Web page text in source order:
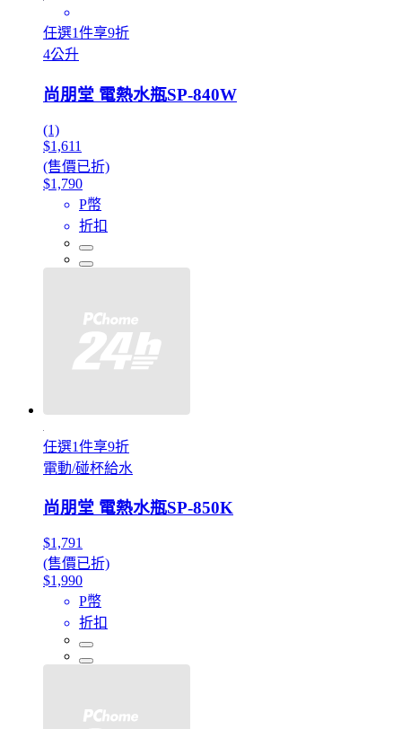
任選1件享9折
4公升
尚朋堂 電熱水瓶SP-840W
(1)
$1,611
(售價已折)
$1,790
P幣
折扣
任選1件享9折
電動/碰杯給水
尚朋堂 電熱水瓶SP-850K
$1,791
(售價已折)
$1,990
P幣
折扣